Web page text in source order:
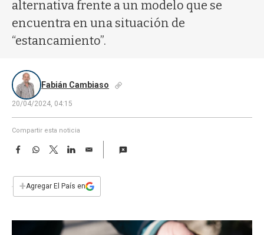
alternativa frente a un modelo que se
encuentra en una situación de
“estancamiento”.
Fabián Cambiaso
20/04/2024, 04:15
Compartir esta noticia
F
e
b
W
s
T
w
t
L
n
E
i
l
+Agregar El País en